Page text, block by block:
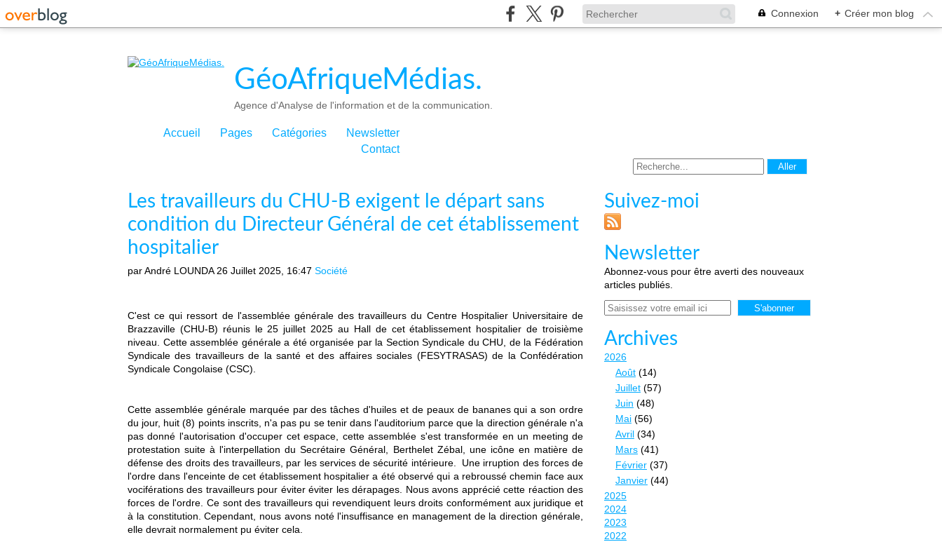
Connexion + Créer mon blog
GéoAfriqueMédias.
Agence d'Analyse de l'information et de la communication.
Accueil Pages Catégories
Newsletter
Contact
Les travailleurs du CHU-B exigent le départ sans
condition du Directeur Général de cet établissement
hospitalier
par André LOUNDA 26 Juillet 2025, 16:47 Société
C'est ce qui ressort de l'assemblée générale des travailleurs du Centre Hospitalier Universitaire de
Brazzaville (CHU-B) réunis le 25 juillet 2025 au Hall de cet établissement hospitalier de troisième
niveau. Cette assemblée générale a été organisée par la Section Syndicale du CHU, de la Fédération
Syndicale des travailleurs de la santé et des affaires sociales (FESYTRASAS) de la Confédération
Syndicale Congolaise (CSC).
Cette assemblée générale marquée par des tâches d'huiles et de peaux de bananes qui a son ordre
du jour, huit (8) points inscrits, n'a pas pu se tenir dans l'auditorium parce que la direction générale n'a
pas donné l'autorisation d'occuper cet espace, cette assemblée s'est transformée en un meeting de
protestation suite à l'interpellation du Secrétaire Général, Berthelet Zébal, une icône en matière de
défense des droits des travailleurs, par les services de sécurité intérieure. Une irruption des forces de
l'ordre dans l'enceinte de cet établissement hospitalier a été observé qui a rebroussé chemin face aux
vociférations des travailleurs pour éviter éviter les dérapages. Nous avons apprécié cette réaction des
forces de l'ordre. Ce sont des travailleurs qui revendiquent leurs droits conformément aux juridique et
à la constitution. Cependant, nous avons noté l'insuffisance en management de la direction générale,
elle devrait normalement pu éviter cela.
Suivez-moi
Newsletter
Abonnez-vous pour être averti des nouveaux
articles publiés.
Email
Archives
2026
Août (14)
Juillet (57)
Juin (48)
Mai (56)
Avril (34)
Mars (41)
Février (37)
Janvier (44)
2025
2024
2023
2022